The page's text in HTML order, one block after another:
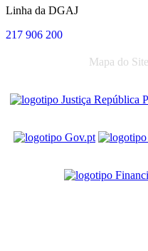
Linha da DGAJ
217 906 200
Mapa do Site